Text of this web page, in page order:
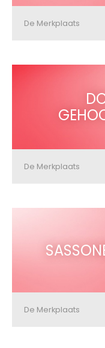
De Merkplaats
De Merkplaats
De Merkplaats